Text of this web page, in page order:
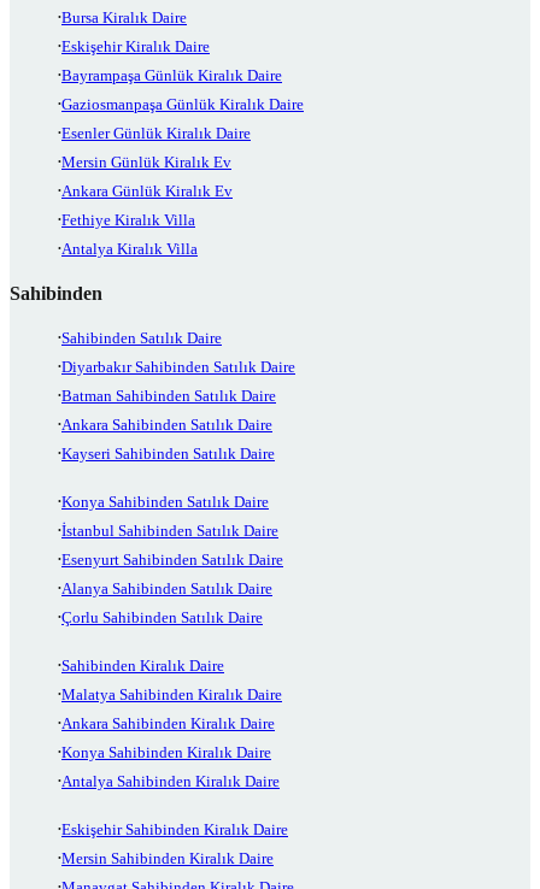
Bursa Kiralık Daire
Eskişehir Kiralık Daire
Bayrampaşa Günlük Kiralık Daire
Gaziosmanpaşa Günlük Kiralık Daire
Esenler Günlük Kiralık Daire
Mersin Günlük Kiralık Ev
Ankara Günlük Kiralık Ev
Fethiye Kiralık Villa
Antalya Kiralık Villa
Sahibinden
Sahibinden Satılık Daire
Diyarbakır Sahibinden Satılık Daire
Batman Sahibinden Satılık Daire
Ankara Sahibinden Satılık Daire
Kayseri Sahibinden Satılık Daire
Konya Sahibinden Satılık Daire
İstanbul Sahibinden Satılık Daire
Esenyurt Sahibinden Satılık Daire
Alanya Sahibinden Satılık Daire
Çorlu Sahibinden Satılık Daire
Sahibinden Kiralık Daire
Malatya Sahibinden Kiralık Daire
Ankara Sahibinden Kiralık Daire
Konya Sahibinden Kiralık Daire
Antalya Sahibinden Kiralık Daire
Eskişehir Sahibinden Kiralık Daire
Mersin Sahibinden Kiralık Daire